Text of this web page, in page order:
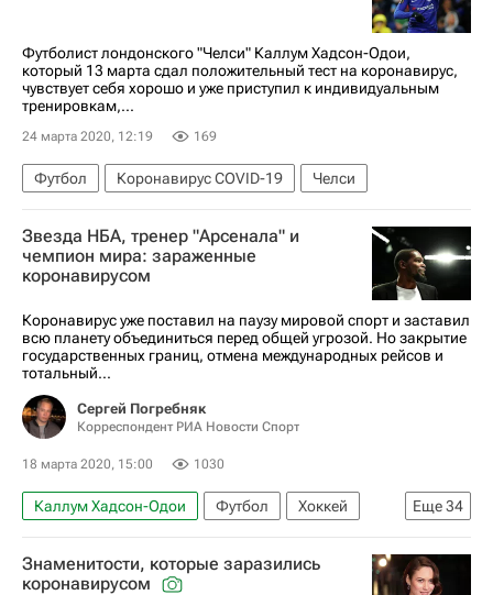
Футболист лондонского "Челси" Каллум Хадсон-Одои,
который 13 марта сдал положительный тест на коронавирус,
чувствует себя хорошо и уже приступил к индивидуальным
тренировкам,...
24 марта 2020, 12:19 169
Футбол Коронавирус COVID-19 Челси
Звезда НБА, тренер "Арсенала" и
чемпион мира: зараженные
коронавирусом
Коронавирус уже поставил на паузу мировой спорт и заставил
всю планету объединиться перед общей угрозой. Но закрытие
государственных границ, отмена международных рейсов и
тотальный...
Сергей Погребняк
Корреспондент РИА Новости Спорт
18 марта 2020, 15:00 1030
Еще34
Каллум Хадсон-Одои Футбол
Хоккей
Баскетбол
Нюрнберг
Эсекьель Гарай
БК "Юта Джаз"
велогонки
НБА
Знаменитости, которые заразились
коронавирусом